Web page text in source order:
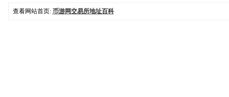
查看网站首页: 币游网交易所地址百科